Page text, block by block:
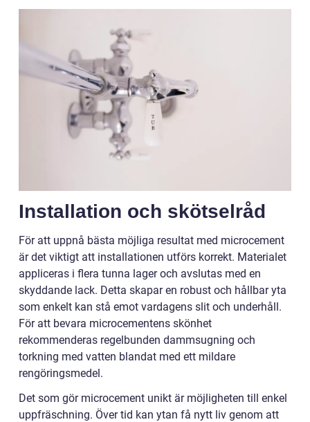
Installation och skötselråd
För att uppnå bästa möjliga resultat med microcement
är det viktigt att installationen utförs korrekt. Materialet
appliceras i flera tunna lager och avslutas med en
skyddande lack. Detta skapar en robust och hållbar yta
som enkelt kan stå emot vardagens slit och underhåll.
För att bevara microcementens skönhet
rekommenderas regelbunden dammsugning och
torkning med vatten blandat med ett mildare
rengöringsmedel.
Det som gör microcement unikt är möjligheten till enkel
uppfräschning. Över tid kan ytan få nytt liv genom att